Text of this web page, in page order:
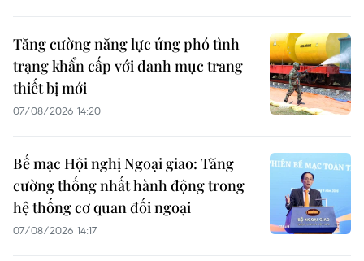
Tăng cường năng lực ứng phó tình
trạng khẩn cấp với danh mục trang
thiết bị mới
07/08/2026 14:20
Bế mạc Hội nghị Ngoại giao: Tăng
cường thống nhất hành động trong
hệ thống cơ quan đối ngoại
07/08/2026 14:17